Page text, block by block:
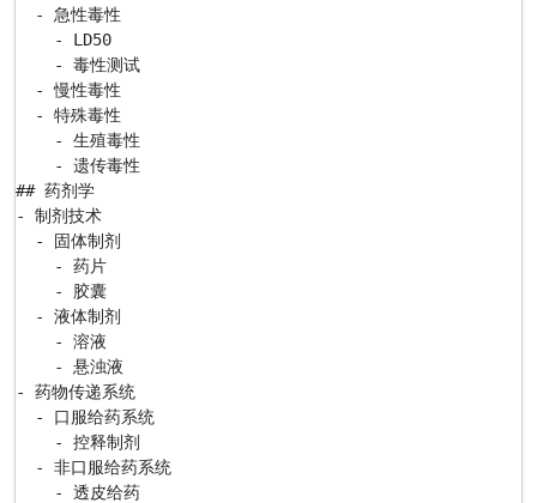
  - 急性毒性
    - LD50
    - 毒性测试
  - 慢性毒性
  - 特殊毒性
    - 生殖毒性
    - 遗传毒性
## 药剂学
- 制剂技术
  - 固体制剂
    - 药片
    - 胶囊
  - 液体制剂
    - 溶液
    - 悬浊液
- 药物传递系统
  - 口服给药系统
    - 控释制剂
  - 非口服给药系统
    - 透皮给药